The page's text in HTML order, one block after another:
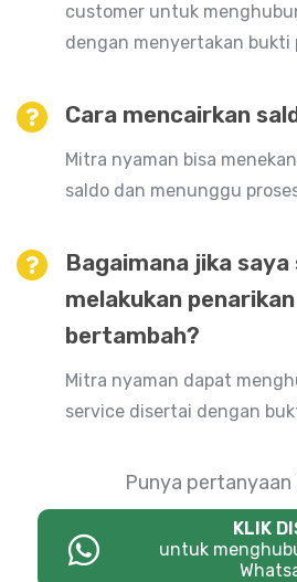
customer untuk
dengan menyertakan bukti
Cara mencairkan
Mitra nyaman bisa
saldo dan menunggu
Bagaimana jika saya
melakukan
bertambah?
Mitra nyaman dapat
service disertai dengan
Punya pertanyaan
KLIK
untuk